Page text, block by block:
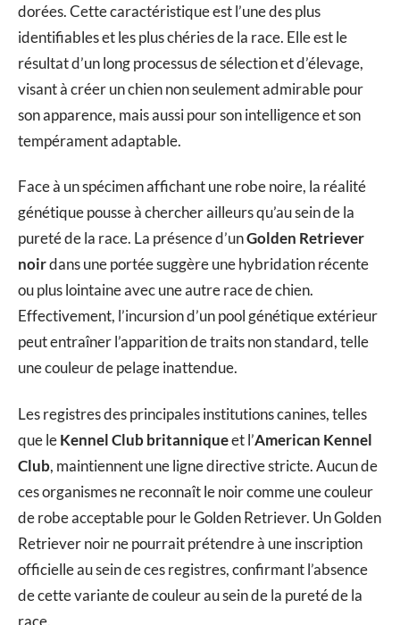
dorées. Cette caractéristique est l’une des plus
identifiables et les plus chéries de la race. Elle est le
résultat d’un long processus de sélection et d’élevage,
visant à créer un chien non seulement admirable pour
son apparence, mais aussi pour son intelligence et son
tempérament adaptable.
Face à un spécimen affichant une robe noire, la réalité
génétique pousse à chercher ailleurs qu’au sein de la
pureté de la race. La présence d’unGolden Retriever
noirdans une portée suggère une hybridation récente
ou plus lointaine avec une autre race de chien.
Effectivement, l’incursion d’un pool génétique extérieur
peut entraîner l’apparition de traits non standard, telle
une couleur de pelage inattendue.
Les registres des principales institutions canines, telles
que leKennel Club britanniqueet l’American Kennel
Club, maintiennent une ligne directive stricte. Aucun de
ces organismes ne reconnaît le noir comme une couleur
de robe acceptable pour le Golden Retriever. Un Golden
Retriever noir ne pourrait prétendre à une inscription
officielle au sein de ces registres, confirmant l’absence
de cette variante de couleur au sein de la pureté de la
race.